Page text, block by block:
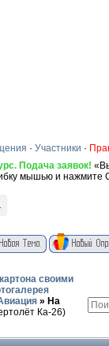
· Участники ·
Подача заявок!
мышью и нажмите
своими
» На
Ка-26)